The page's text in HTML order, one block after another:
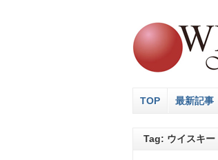
TOP 最新記事
Tag: ウイスキー